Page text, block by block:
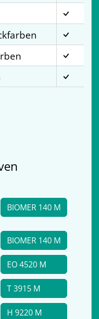
BIOMER 140 M
BIOMER 140 M
EO 4520 M
T 3915 M
H 9220 M